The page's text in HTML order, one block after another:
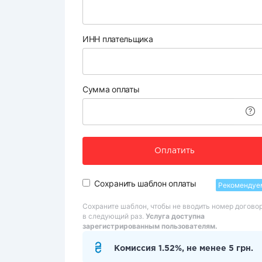
ИНН плательщика
Сумма оплаты
Оплатить
Сохранить шаблон оплаты
Сохраните шаблон, чтобы не вводить номер
в следующий раз. Услуга доступна
зарегистрированным пользователям.
Комиссия 1.52%, не менее 5 грн.